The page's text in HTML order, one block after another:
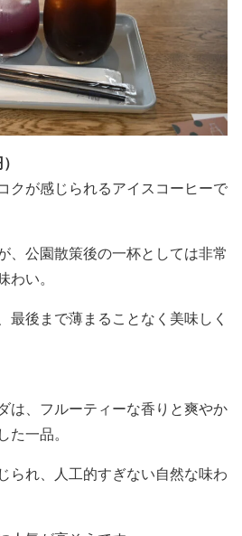
クが感じられるアイスコーヒーで
、公園散策後の一杯としては非常
い。
最後まで薄まることなく美味しく
は、フルーティーな香りと爽やか
一品。
られ、人工的すぎない自然な味わ